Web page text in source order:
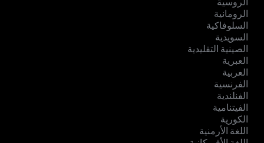
الرومانية
السلوفاكية
السويدية
الصينية التقليدية
العبرية
العربية
الفرنسية
الفنلندية
الفيتنامية
الكورية
اللغة الأرمنية